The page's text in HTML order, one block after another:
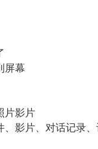
屏幕
片影片
、影片、对话记录